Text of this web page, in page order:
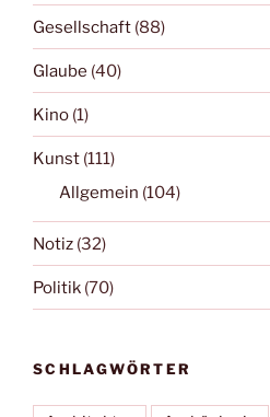
Gesellschaft (88)
Glaube (40)
Kino (1)
Kunst (111)
Allgemein (104)
Notiz (32)
Politik (70)
SCHLAGWÖRTER